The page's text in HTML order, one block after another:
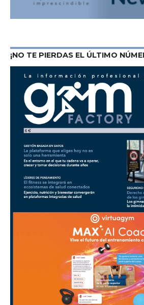
¡NO TE PIERDAS EL ÚLTIMO